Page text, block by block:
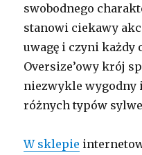
swobodnego
stanowi ciekawy
uwagę i czyni
Oversize’owy krój
niezwykle wygodny
różnych typów
W sklepie